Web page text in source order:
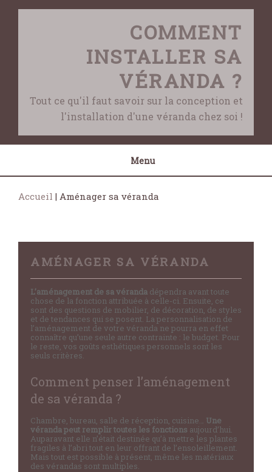
Skip
COMMENT
INSTALLER SA
VÉRANDA ?
Tout ce qu'il faut savoir sur la conception et
l'installation d'une véranda chez soi !
Menu
Accueil | Aménager sa véranda
AMÉNAGER SA VÉRANDA
L’aménagement de sa véranda dépendra avant toute
chose de la fonction attribuée à celle-ci. Ensuite, ce
sont des questions de mobilier, de décoration, de styles
et de tendances qui se posent. La personnalisation de
l’aménagement de votre véranda ne pourra en effet
connaître qu’une seule autre contrainte : le budget. Pour
le reste, vos goûts esthétiques personnels sont les
seuls critères.
Comment penser l’aménagement
de sa véranda ?
Chambre, bureau, salle de réception, cuisine… Une
véranda peut remplir toutes les fonctions aujourd’hui.
Auparavant elle n’était destinée qu’à mettre les plantes
fragiles à l’abri tout en leur offrant de l’ensoleillement.
Mais tout est possible à présent, même les matériaux
des vérandas sont multiples.